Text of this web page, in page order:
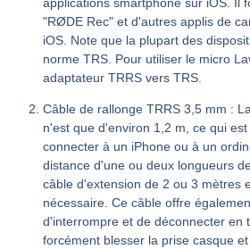
applications smartphone sur iOS. Il
"RØDE Rec" et d'autres applis de
iOS. Note que la plupart des
norme TRS. Pour utiliser le micro
adaptateur TRRS vers TRS.
Câble de rallonge TRRS 3,5 mm :
n'est que d'environ 1,2 m, ce qui
connecter à un iPhone ou à un
distance d'une ou deux longueurs
câble d'extension de 2 ou 3 mètres
nécessaire. Ce câble offre
d'interrompre et de déconnecter en
forcément blesser la prise casque